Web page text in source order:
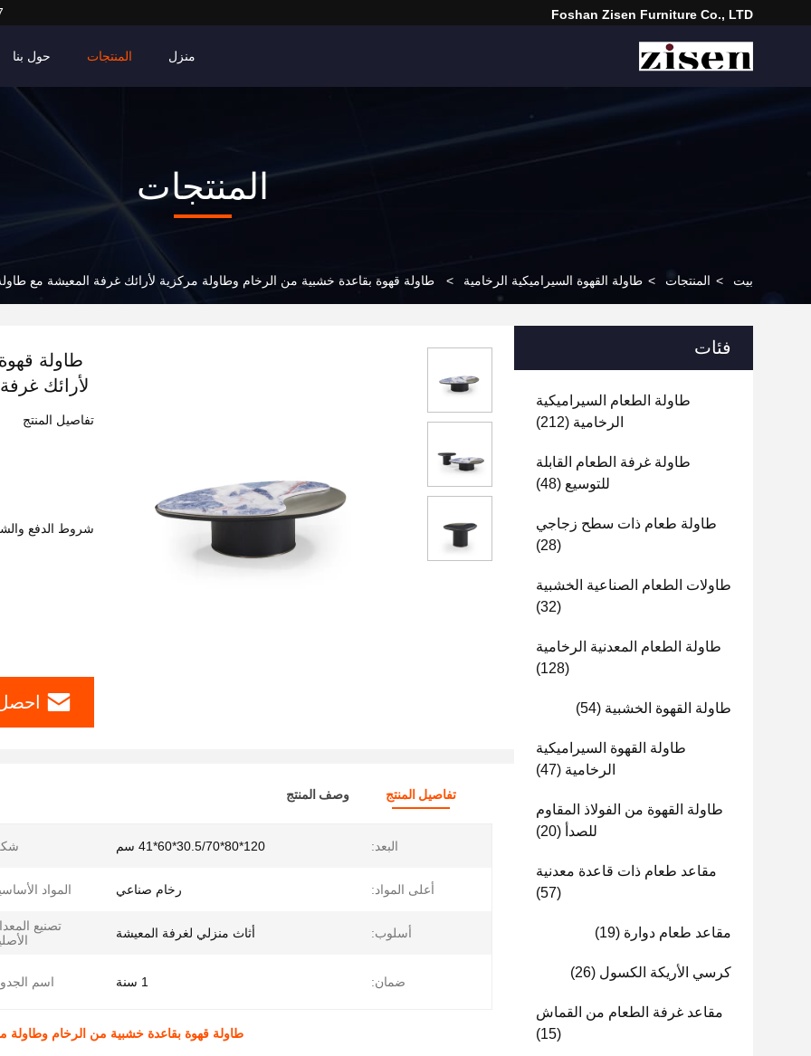
Foshan Zisen Furniture Co., LTD
منزل المنتجات حول بنا
المنتجات
بيت > المنتجات > طاولة القهوة السيراميكية الرخامية > طاولة قهوة بقاعدة خشبية من الرخام وطاولة مركزية لأرائك غرفة المعيشة مع
فئات
طاولة الطعام السيراميكية
الرخامية (212)
طاولة غرفة الطعام القابلة
للتوسيع (48)
طاولة طعام ذات سطح زجاجي
(28)
طاولات الطعام الصناعية الخشبية
(32)
طاولة الطعام المعدنية الرخامية
(128)
طاولة القهوة الخشبية (54)
طاولة القهوة السيراميكية
الرخامية (47)
طاولة القهوة من الفولاذ المقاوم
للصدأ (20)
مقاعد طعام ذات قاعدة معدنية
(57)
مقاعد طعام دوارة (19)
كرسي الأريكة الكسول (26)
مقاعد غرفة الطعام من القماش
(15)
طاولة
لأرائك
تفاصيل المنتج
شروط الدفع
تفاصيل المنتج وصف المنتج
البعد: 120*80*30.5/70*60*41 سم
أعلى المواد: رخام صناعي المواد
أسلوب: أثاث منزلي لغرفة المعيشة
تصنيع
ضمان: 1 سنة اسم
طاولة قهوة بقاعدة خشبية من الرخام وطاولة